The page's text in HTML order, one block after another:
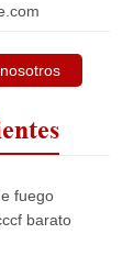
fuego
barato